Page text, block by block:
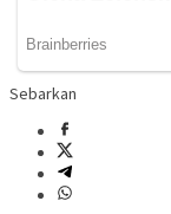
Sebarkan